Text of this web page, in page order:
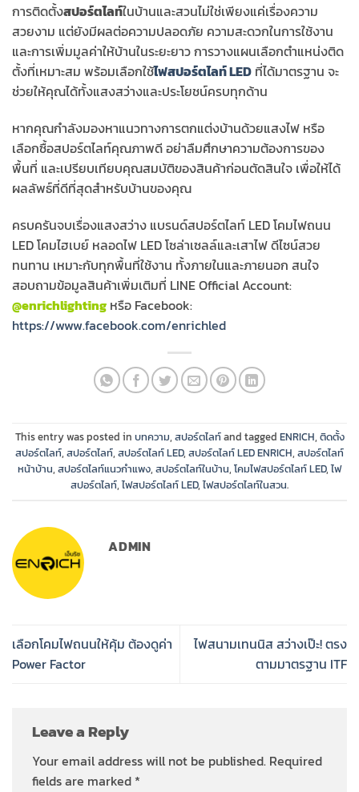
การติดตั้งสปอร์ตไลท์ในบ้านและสวนไม่ใช่เพียงแค่เรื่องความ
สวยงาม แต่ยังมีผลต่อความปลอดภัย ความสะดวกในการใช้งาน
และการเพิ่มมูลค่าให้บ้านในระยะยาว การวางแผนเลือกตำแหน่งติด
ตั้งที่เหมาะสม พร้อมเลือกใช้ไฟสปอร์ตไลท์ LED ที่ได้มาตรฐาน จะ
ช่วยให้คุณได้ทั้งแสงสว่างและประโยชน์ครบทุกด้าน
หากคุณกำลังมองหาแนวทางการตกแต่งบ้านด้วยแสงไฟ หรือ
เลือกซื้อสปอร์ตไลท์คุณภาพดี อย่าลืมศึกษาความต้องการของ
พื้นที่ และเปรียบเทียบคุณสมบัติของสินค้าก่อนตัดสินใจ เพื่อให้ได้
ผลลัพธ์ที่ดีที่สุดสำหรับบ้านของคุณ
ครบครันจบเรื่องแสงสว่าง แบรนด์สปอร์ตไลท์ LED โคมไฟถนน
LED โคมไฮเบย์ หลอดไฟ LED โซล่าเซลล์และเสาไฟ ดีไซน์สวย
ทนทาน เหมาะกับทุกพื้นที่ใช้งาน ทั้งภายในและภายนอก สนใจ
สอบถามข้อมูลสินค้าเพิ่มเติมที่ LINE Official Account:
@enrichlighting หรือ Facebook:
https://www.facebook.com/enrichled
This entry was posted in บทความ, สปอร์ตไลท์and tagged ENRICH, ติดตั้ง
สปอร์ตไลท์, สปอร์ตไลท์, สปอร์ตไลท์ LED, สปอร์ตไลท์ LED ENRICH, สปอร์ตไลท์
หน้าบ้าน, สปอร์ตไลท์แนวกำแพง, สปอร์ตไลท์ในบ้าน, โคมไฟสปอร์ตไลท์ LED,ไฟ
สปอร์ตไลท์,ไฟสปอร์ตไลท์ LED,ไฟสปอร์ตไลท์ในสวน.
ADMIN
เลือกโคมไฟถนนให้คุ้ม ต้องดูค่า
Power Factor
ไฟสนามเทนนิส สว่างเป๊ะ! ตรง
ตามมาตรฐาน ITF
Leave a Reply
Your email address will not be published. Required
fields are marked *